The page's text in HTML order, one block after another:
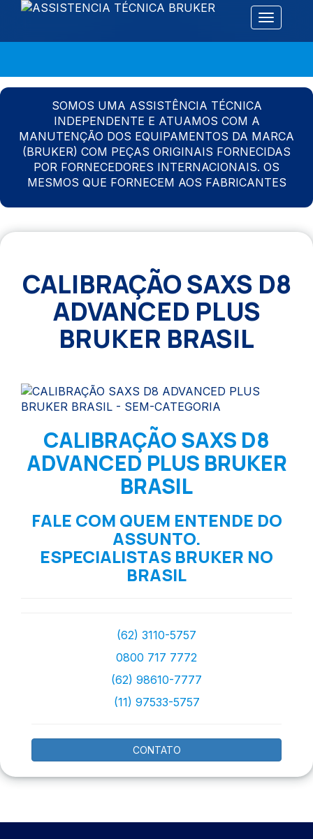
Alternar
SOMOS UMA ASSISTÊNCIA TÉCNICA
INDEPENDENTE E ATUAMOS COM A
MANUTENÇÃO DOS EQUIPAMENTOS DA MARCA
(BRUKER) COM PEÇAS ORIGINAIS FORNECIDAS
POR FORNECEDORES INTERNACIONAIS. OS
MESMOS QUE FORNECEM AOS FABRICANTES
CALIBRAÇÃO SAXS D8
ADVANCED PLUS
BRUKER BRASIL
CALIBRAÇÃO SAXS D8
ADVANCED PLUS BRUKER
BRASIL
FALE COM QUEM ENTENDE DO
ASSUNTO.
ESPECIALISTAS BRUKER NO
BRASIL
(62) 3110-5757
0800 717 7772
(62) 98610-7777
(11) 97533-5757
CONTATO